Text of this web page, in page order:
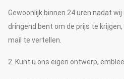
Gewoonlijk binnen 24 uren nadat
dringend bent om de prijs te
mail te vertellen.
2. Kunt u ons eigen ontwerp,